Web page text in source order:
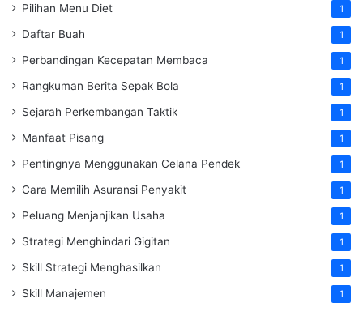
Pilihan Menu Diet 1
Daftar Buah 1
Perbandingan Kecepatan Membaca 1
Rangkuman Berita Sepak Bola 1
Sejarah Perkembangan Taktik 1
Manfaat Pisang 1
Pentingnya Menggunakan Celana Pendek 1
Cara Memilih Asuransi Penyakit 1
Peluang Menjanjikan Usaha 1
Strategi Menghindari Gigitan 1
Skill Strategi Menghasilkan 1
Skill Manajemen 1